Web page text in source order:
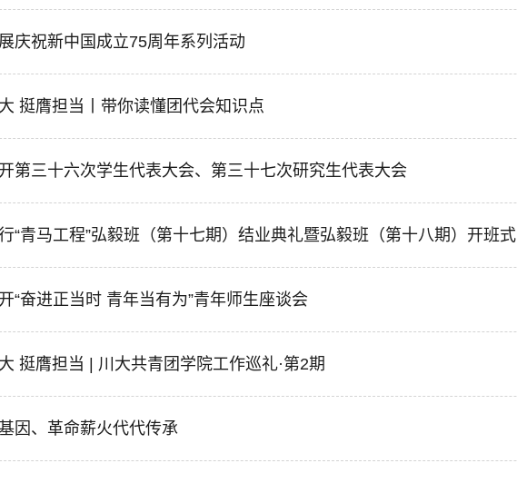
庆祝新中国成立75周年系列活动
挺膺担当丨带你读懂团代会知识点
第三十六次学生代表大会、第三十七次研究生代表大会
“青马工程”弘毅班（第十七期）结业典礼暨弘毅班（第十八期）开班式
“奋进正当时 青年当有为”青年师生座谈会
挺膺担当 | 川大共青团学院工作巡礼·第2期
因、革命薪火代代传承